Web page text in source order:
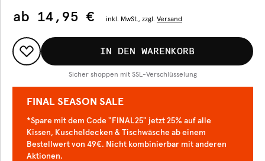
ab 14,95 € inkl. MwSt., zzgl. Versand
IN DEN WARENKORB
Sicher shoppen mit SSL-Verschlüsselung
FINAL SEASON SALE
*Spare mit dem Code "FINAL25" jetzt 25% auf alle
Kissen, Kuscheldecken & Tischwäsche ab einem
Bestellwert von 49€. Nicht kombinierbar mit anderen
Aktionen.